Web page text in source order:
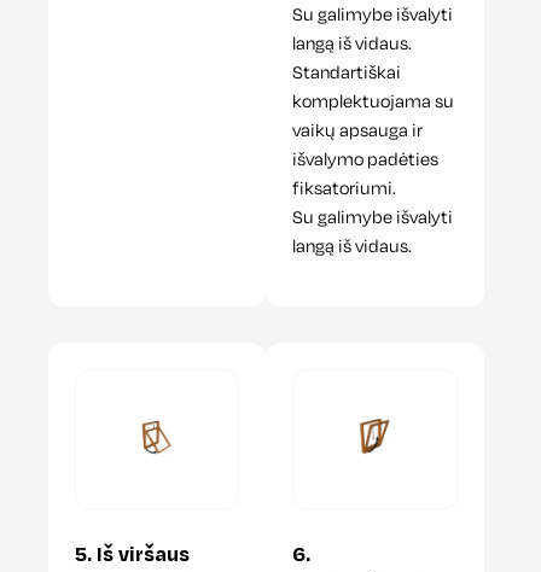
Su galimybe išvalyti
langą iš vidaus.
Standartiškai
komplektuojama su
vaikų apsauga ir
išvalymo padėties
fiksatoriumi.
Su galimybe išvalyti
langą iš vidaus.
5. Iš viršaus
6.